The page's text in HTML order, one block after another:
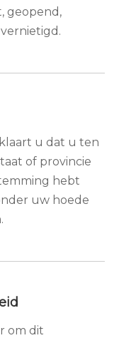
geopend,
u dat u ten
of provincie
hebt
uw hoede
om dit